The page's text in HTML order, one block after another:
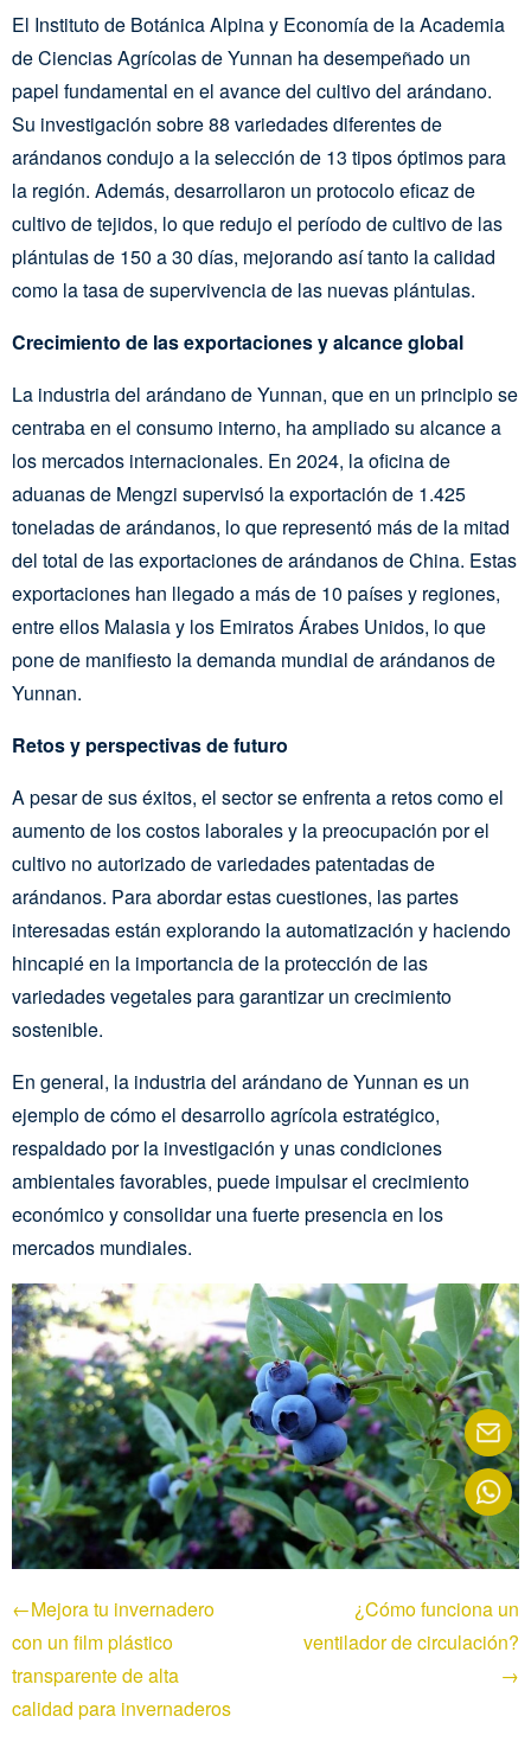
El Instituto de Botánica Alpina y Economía de la Academia
de Ciencias Agrícolas de Yunnan ha desempeñado un
papel fundamental en el avance del cultivo del arándano.
Su investigación sobre 88 variedades diferentes de
arándanos condujo a la selección de 13 tipos óptimos para
la región. Además, desarrollaron un protocolo eficaz de
cultivo de tejidos, lo que redujo el período de cultivo de las
plántulas de 150 a 30 días, mejorando así tanto la calidad
como la tasa de supervivencia de las nuevas plántulas.
Crecimiento de las exportaciones y alcance global
La industria del arándano de Yunnan, que en un principio se
centraba en el consumo interno, ha ampliado su alcance a
los mercados internacionales. En 2024, la oficina de
aduanas de Mengzi supervisó la exportación de 1.425
toneladas de arándanos, lo que representó más de la mitad
del total de las exportaciones de arándanos de China. Estas
exportaciones han llegado a más de 10 países y regiones,
entre ellos Malasia y los Emiratos Árabes Unidos, lo que
pone de manifiesto la demanda mundial de arándanos de
Yunnan.
Retos y perspectivas de futuro
A pesar de sus éxitos, el sector se enfrenta a retos como el
aumento de los costos laborales y la preocupación por el
cultivo no autorizado de variedades patentadas de
arándanos. Para abordar estas cuestiones, las partes
interesadas están explorando la automatización y haciendo
hincapié en la importancia de la protección de las
variedades vegetales para garantizar un crecimiento
sostenible.
En general, la industria del arándano de Yunnan es un
ejemplo de cómo el desarrollo agrícola estratégico,
respaldado por la investigación y unas condiciones
ambientales favorables, puede impulsar el crecimiento
económico y consolidar una fuerte presencia en los
mercados mundiales.
←Mejora tu invernadero
con un film plástico
transparente de alta
calidad para invernaderos
¿Cómo funciona un
ventilador de circulación?
→